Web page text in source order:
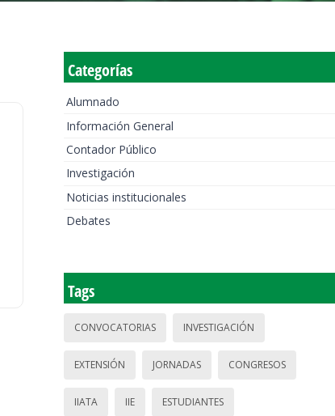
Categorías
Alumnado
Información General
Contador Público
Investigación
Noticias institucionales
Debates
Tags
CONVOCATORIAS INVESTIGACIÓN
EXTENSIÓN JORNADAS CONGRESOS
IIATA IIE ESTUDIANTES